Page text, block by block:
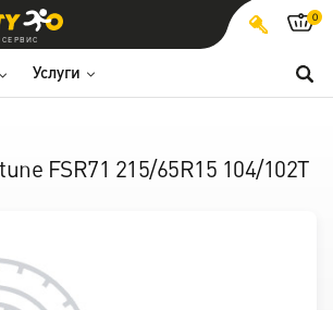
Услуги
0
FSR71 215/65R15 104/102T